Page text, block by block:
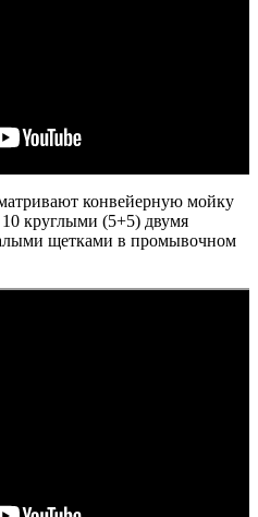
конвейерную мойку
круглыми (5+5) двумя
щетками в промывочном